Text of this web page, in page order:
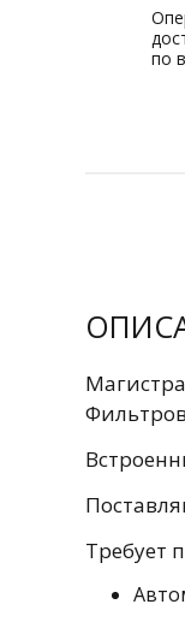
по
Требует